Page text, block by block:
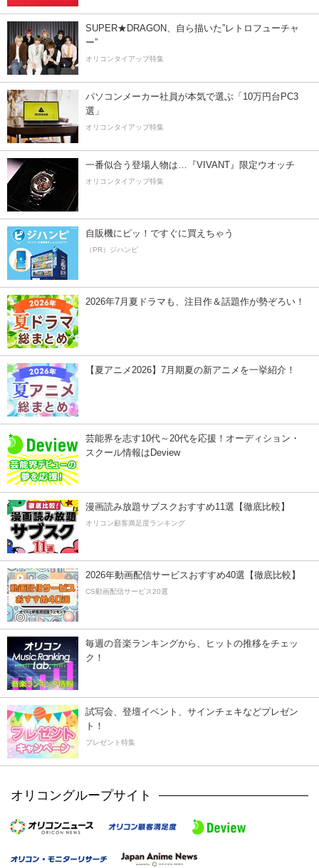
SUPER★DRAGON、自ら描いた”レトロフューチャ
ー”
オリコンタイアップ特集
パソコンメーカー社員が本気で選ぶ「10万円台PC3
選」
オリコンタイアップ特集
一番似合う登場人物は…『VIVANT』限定ウオッチ
オリコンタイアップ特集
自販機にピッ！ですぐに買えちゃう
（PR）ジハンピ
2026年7月夏ドラマも、注目作＆話題作が勢ぞろい！
【夏アニメ2026】7月期夏の新アニメを一挙紹介！
芸能界を志す10代～20代を応援！オーディション・
スクール情報はDeview
漫画読み放題サブスクおすすめ11選【徹底比較】
オリコン顧客満足度ランキング
2026年動画配信サービスおすすめ40選【徹底比較】
CS動画配信サービス20選
毎週の音楽ランキングから、ヒットの推移をチェッ
ク！
試写会、登壇イベント、サインチェキなどプレゼン
ト！
プレゼント特集
オリコングループサイト